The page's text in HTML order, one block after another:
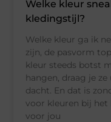
Welke kleur
kledingstijl?
Welke kleur ga ik
zijn, de pasvorm
kleur steeds botst
hangen, draag je
dacht. En dat is
voor kleuren bij het
voor jou